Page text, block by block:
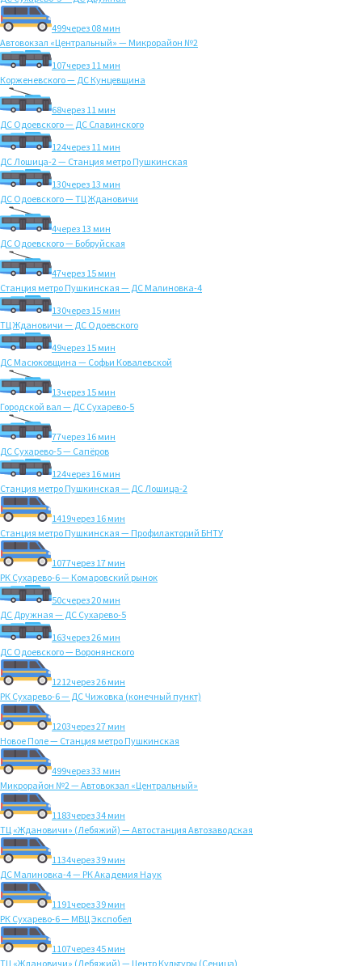
499через 08 мин
Автовокзал «Центральный» — Микрорайон №2
107через 11 мин
Корженевского — ДС Кунцевщина
68через 11 мин
ДС Одоевского — ДС Славинского
124через 11 мин
ДС Лошица-2 — Станция метро Пушкинская
130через 13 мин
ДС Одоевского — ТЦ Ждановичи
4через 13 мин
ДС Одоевского — Бобруйская
47через 15 мин
Станция метро Пушкинская — ДС Малиновка-4
130через 15 мин
ТЦ Ждановичи — ДС Одоевского
49через 15 мин
ДС Масюковщина — Софьи Ковалевской
13через 15 мин
Городской вал — ДС Сухарево-5
77через 16 мин
ДС Сухарево-5 — Сапёров
124через 16 мин
Станция метро Пушкинская — ДС Лошица-2
1419через 16 мин
Станция метро Пушкинская — Профилакторий БНТУ
1077через 17 мин
РК Сухарево-6 — Комаровский рынок
50счерез 20 мин
ДС Дружная — ДС Сухарево-5
163через 26 мин
ДС Одоевского — Воронянского
1212через 26 мин
РК Сухарево-6 — ДС Чижовка (конечный пункт)
1203через 27 мин
Новое Поле — Станция метро Пушкинская
499через 33 мин
Микрорайон №2 — Автовокзал «Центральный»
1183через 34 мин
ТЦ «Ждановичи» (Лебяжий) — Автостанция Автозаводская
1134через 39 мин
ДС Малиновка-4 — РК Академия Наук
1191через 39 мин
РК Сухарево-6 — МВЦ Экспобел
1107через 45 мин
ТЦ «Ждановичи» (Лебяжий) — Центр Культуры (Сеница)